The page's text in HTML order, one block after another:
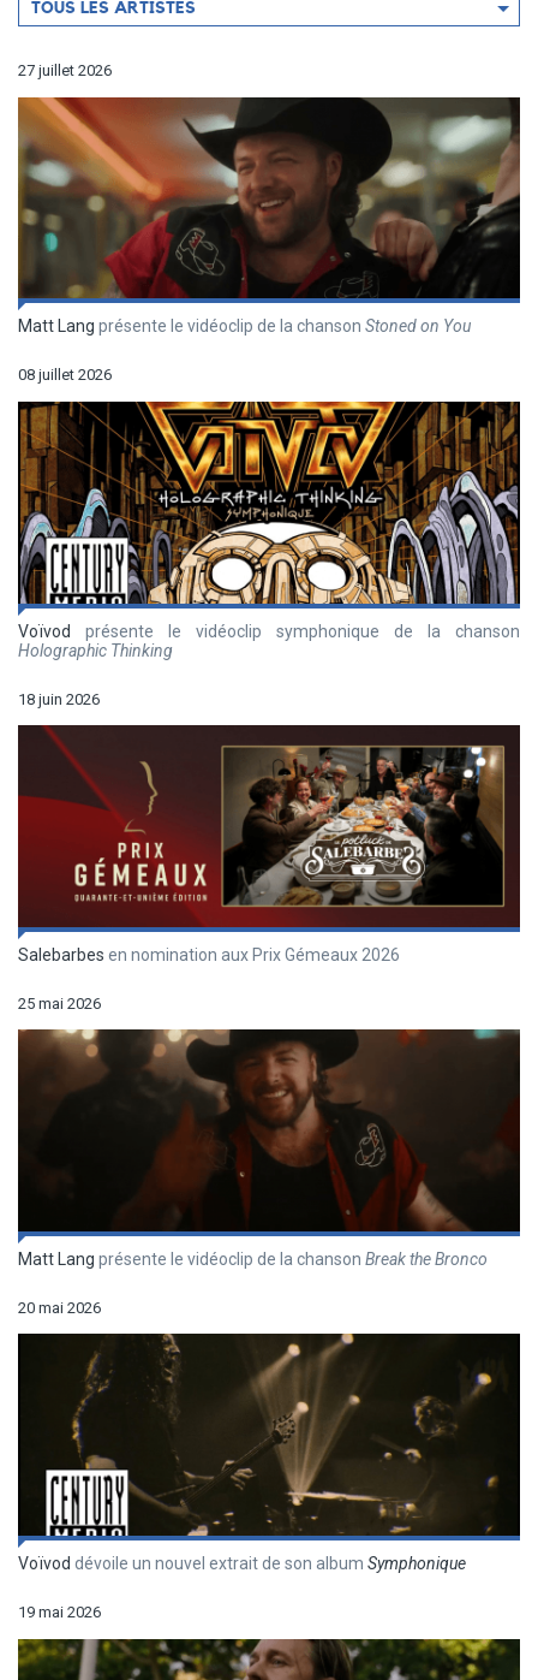
par
TOUS LES ARTISTES
27 juillet 2026
Matt Lang présente le vidéoclip de la chanson Stoned on You
08 juillet 2026
Voïvod présente le vidéoclip symphonique de la chanson
Holographic Thinking
18 juin 2026
Salebarbes en nomination aux Prix Gémeaux 2026
25 mai 2026
Matt Lang présente le vidéoclip de la chanson Break the Bronco
20 mai 2026
Voïvod dévoile un nouvel extrait de son album Symphonique
19 mai 2026